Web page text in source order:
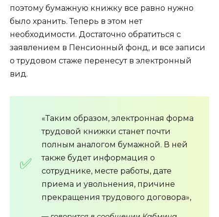
поэтому бумажную книжку все равно нужно
было хранить. Теперь в этом нет
необходимости. Достаточно обратиться с
заявлением в Пенсионный фонд, и все записи
о трудовом стаже перенесут в электронный
вид.
«Таким образом, электронная форма
трудовой книжки станет почти
полным аналогом бумажной. В ней
также будет информация о
сотруднике, месте работы, дате
приема и увольнения, причине
прекращения трудового договора»,